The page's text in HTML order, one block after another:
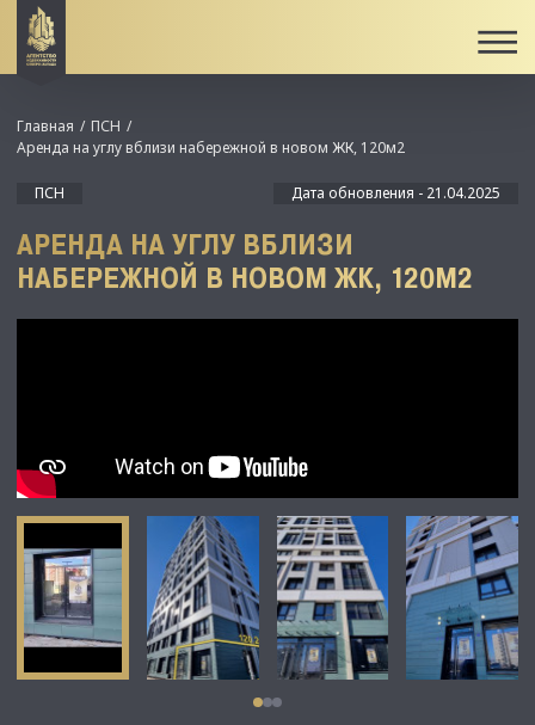
Главная
ПСН
Аренда на углу вблизи набережной в новом ЖК, 120м2
ПСН Дата обновления - 21.04.2025
АРЕНДА НА УГЛУ ВБЛИЗИ
НАБЕРЕЖНОЙ В НОВОМ ЖК, 120М2